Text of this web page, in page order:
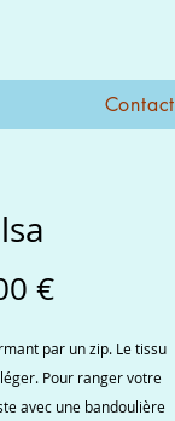
Contact
€Prix
par un zip. Le tissu
Pour ranger votre
avec une bandoulière